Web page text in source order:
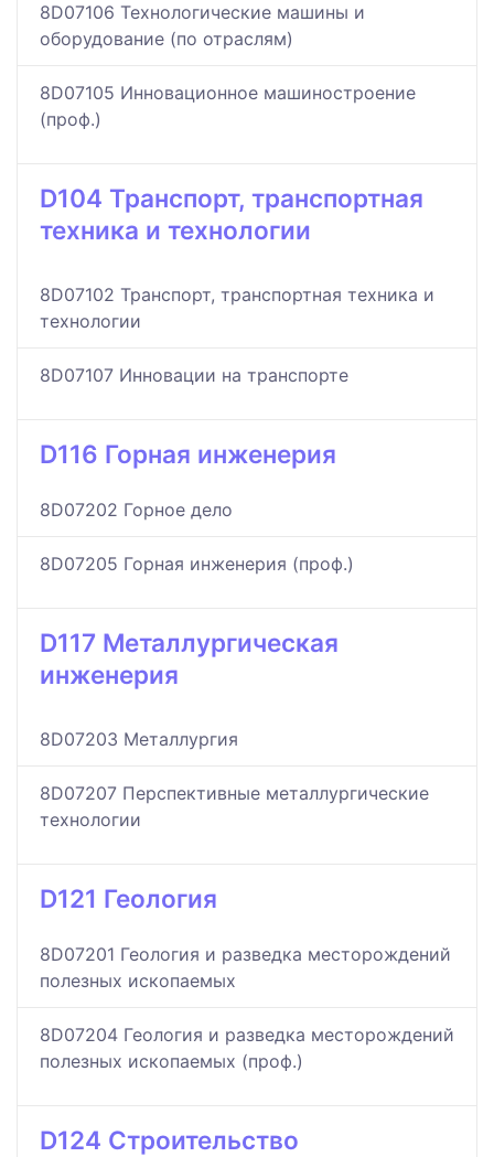
8D07106 Технологические машины и
оборудование (по отраслям)
8D07105 Инновационное машиностроение
(проф.)
D104 Транспорт, транспортная
техника и технологии
8D07102 Транспорт, транспортная техника и
технологии
8D07107 Инновации на транспорте
D116 Горная инженерия
8D07202 Горное дело
8D07205 Горная инженерия (проф.)
D117 Металлургическая
инженерия
8D07203 Металлургия
8D07207 Перспективные металлургические
технологии
D121 Геология
8D07201 Геология и разведка месторождений
полезных ископаемых
8D07204 Геология и разведка месторождений
полезных ископаемых (проф.)
D124 Строительство